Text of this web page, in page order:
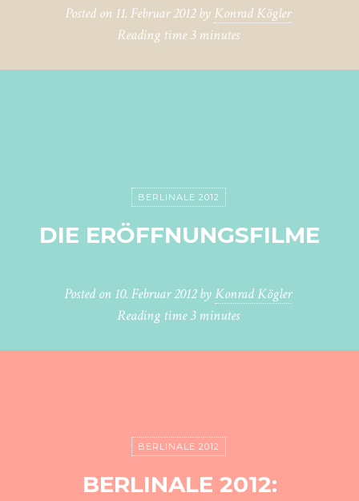
Posted on 11. Februar 2012 by Konrad Kögler
Reading time3 minutes
BERLINALE 2012
DIE ERÖFFNUNGSFILME
Posted on 10. Februar 2012 byKonrad Kögler
Reading time3 minutes
BERLINALE 2012
BERLINALE 2012: